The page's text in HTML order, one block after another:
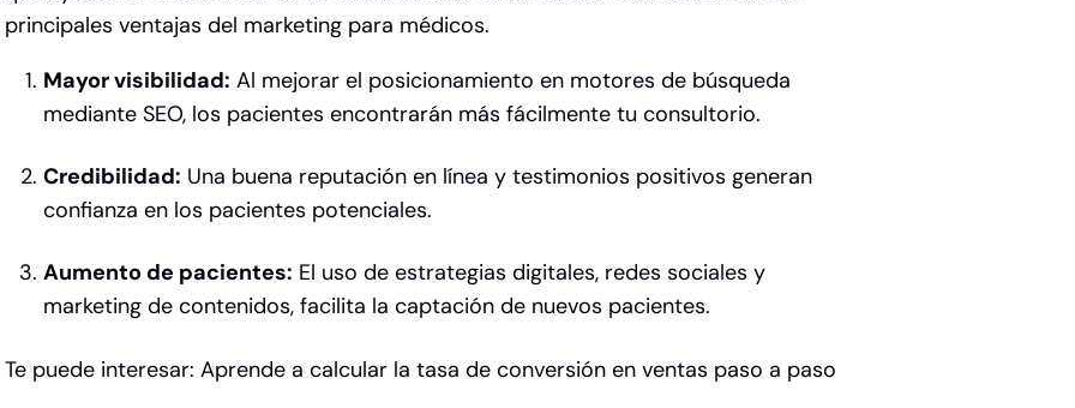
principales ventajas del marketing para médicos.
Mayor visibilidad: Al mejorar el posicionamiento en motores de búsqueda
mediante SEO, los pacientes encontrarán más fácilmente tu consultorio.
Credibilidad: Una buena reputación en línea y testimonios positivos generan
confianza en los pacientes potenciales.
Aumento de pacientes: El uso de estrategias digitales, redes sociales y
marketing de contenidos, facilita la captación de nuevos pacientes.
Te puede interesar: Aprende a calcular la tasa de conversión en ventas paso a paso